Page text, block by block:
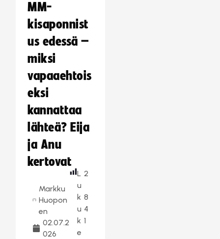
MM-
kisaponnist
us edessä –
miksi
vapaaehtois
eksi
kannattaa
lähteä? Eija
ja Anu
kertovat
Markku
Huopon
en
02.07.2
026
L
u
k
u
k
e
2
8
4
1